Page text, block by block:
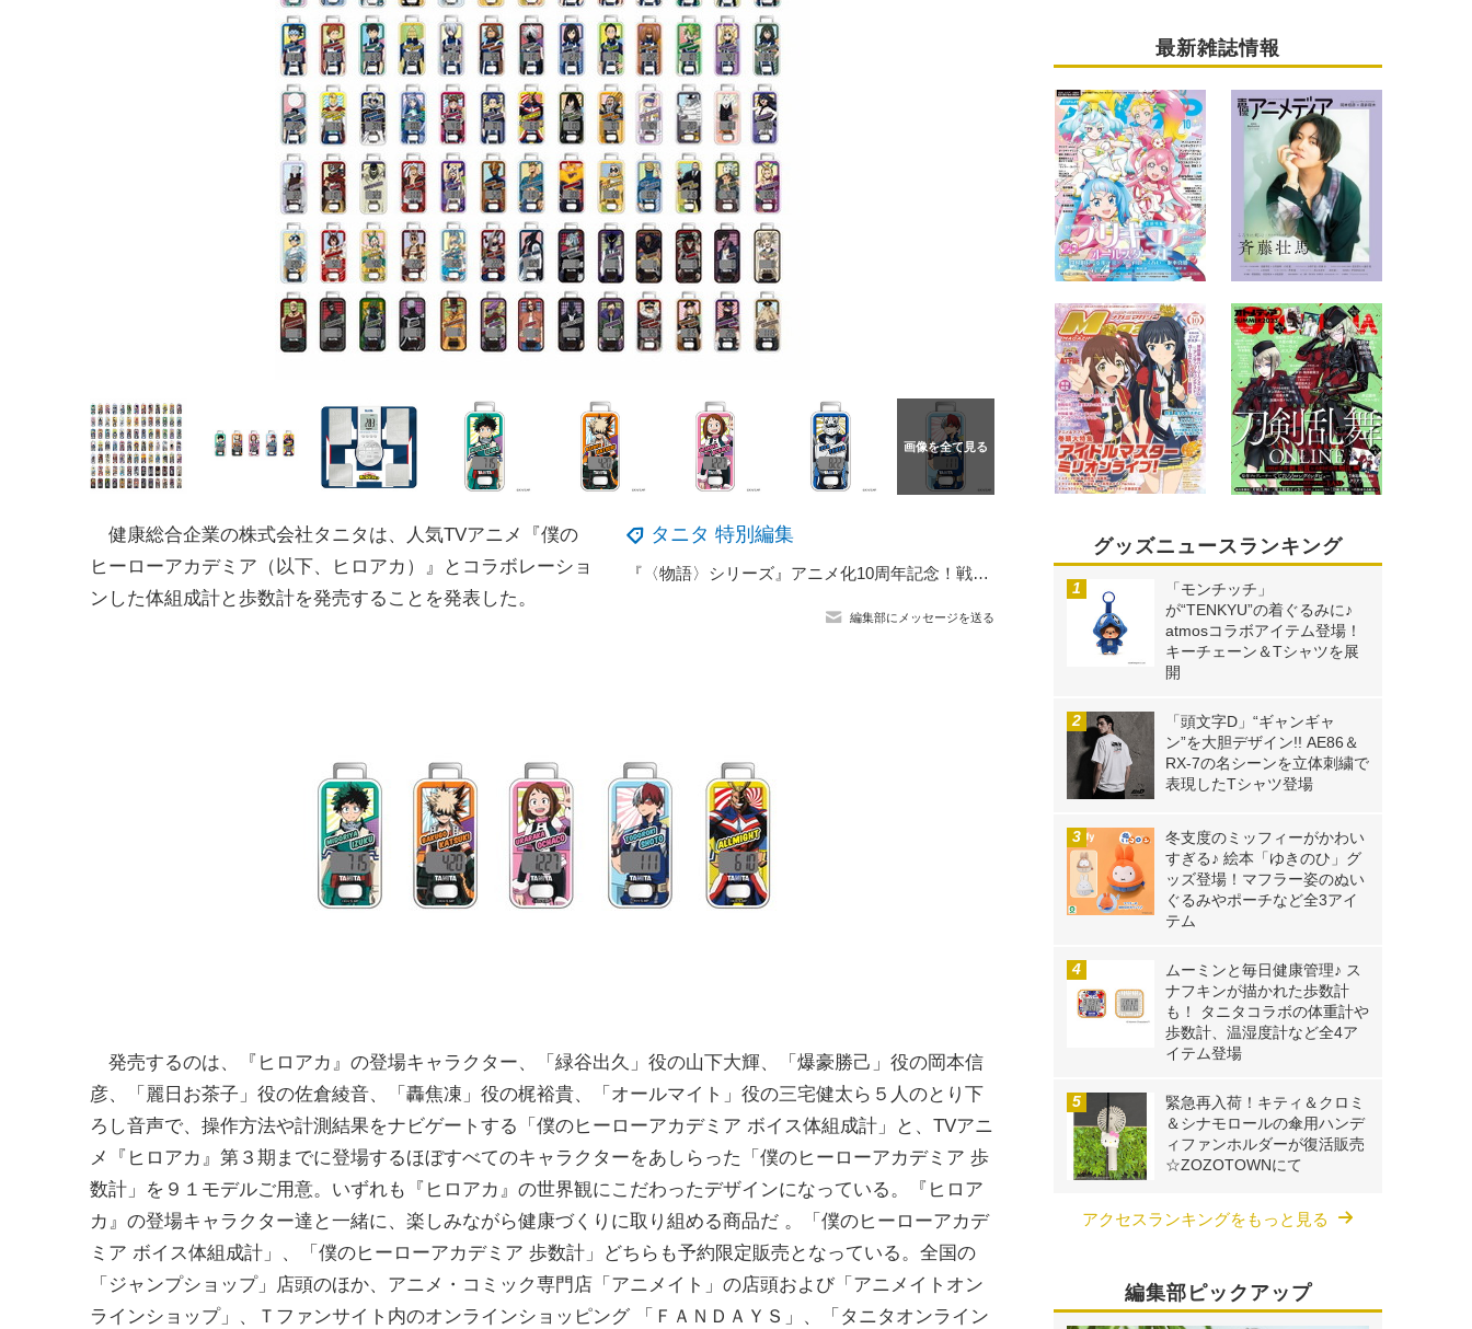
タニタ 特別編集
『〈物語〉シリーズ』アニメ化10周年記念！戦場ヶ原ひたぎ使用イメージの体組成計がタニタコラボで発売
編集部にメッセージを送る
健康総合企業の株式会社タニタは、人気TVアニメ『僕の
ヒーローアカデミア（以下、ヒロアカ）』とコラボレーショ
ンした体組成計と歩数計を発売することを発表した。
発売するのは、『ヒロアカ』の登場キャラクター、「緑谷出久」役の山下大輝、「爆豪勝己」役の岡本信
彦、「麗日お茶子」役の佐倉綾音、「轟焦凍」役の梶裕貴、「オールマイト」役の三宅健太ら５人のとり下
ろし音声で、操作方法や計測結果をナビゲートする「僕のヒーローアカデミア ボイス体組成計」と、TVアニ
メ『ヒロアカ』第３期までに登場するほぼすべてのキャラクターをあしらった「僕のヒーローアカデミア 歩
数計」を９１モデルご用意。いずれも『ヒロアカ』の世界観にこだわったデザインになっている。『ヒロア
カ』の登場キャラクター達と一緒に、楽しみながら健康づくりに取り組める商品だ 。「僕のヒーローアカデ
ミア ボイス体組成計」、「僕のヒーローアカデミア 歩数計」どちらも予約限定販売となっている。全国の
「ジャンプショップ」店頭のほか、アニメ・コミック専門店「アニメイト」の店頭および「アニメイトオン
ラインショップ」、Ｔファンサイト内のオンラインショッピング 「ＦＡＮＤＡＹＳ」、「タニタオンライン
最新雑誌情報
グッズニュースランキング
「モンチッチ」
が“TENKYU”の着ぐるみに♪
atmosコラボアイテム登場！
キーチェーン＆Tシャツを展
開
「頭文字D」“ギャンギャ
ン”を大胆デザイン!! AE86＆
RX-7の名シーンを立体刺繍で
表現したTシャツ登場
冬支度のミッフィーがかわい
すぎる♪ 絵本「ゆきのひ」グ
ッズ登場！マフラー姿のぬい
ぐるみやポーチなど全3アイ
テム
ムーミンと毎日健康管理♪ ス
ナフキンが描かれた歩数計
も！ タニタコラボの体重計や
歩数計、温湿度計など全4ア
イテム登場
緊急再入荷！キティ＆クロミ
＆シナモロールの傘用ハンデ
ィファンホルダーが復活販売
☆ZOZOTOWNにて
アクセスランキングをもっと見る
編集部ピックアップ